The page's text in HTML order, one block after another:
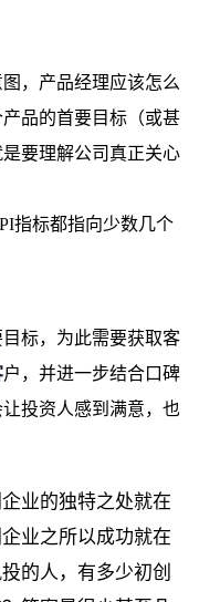
，产品经理应该怎么
品的首要目标（或甚
要理解公司真正关心
指标都指向少数几个
标，为此需要获取客
户，并进一步结合口碑
投资人感到满意，也
业的独特之处就在
业之所以成功就在
的人，有多少初创